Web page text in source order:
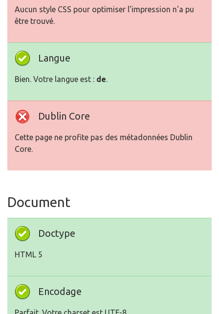
Aucun style CSS pour optimiser l'impression n'a pu
être trouvé.
Langue
Bien. Votre langue est : de.
Dublin Core
Cette page ne profite pas des métadonnées Dublin
Core.
Document
Doctype
HTML 5
Encodage